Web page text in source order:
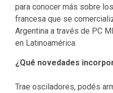
para conocer más sobre
francesa que se
Argentina a través de PC
en Latinoamérica.
¿Qué novedades
Trae osciladores, podés